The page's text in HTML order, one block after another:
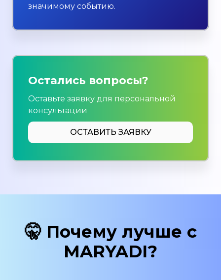
значимому событию.
Остались вопросы?
Оставьте заявку для персональной
консультации
ОСТАВИТЬ ЗАЯВКУ
🤫 Почему лучше с
MARYADI?